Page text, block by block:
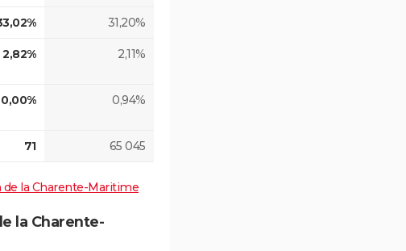
31,20%
2,82% 2,11%
0,00% 0,94%
71 65 045
de la Charente-Maritime
la Charente-